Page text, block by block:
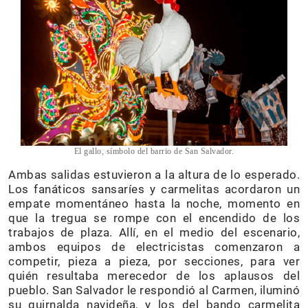
El gallo, símbolo del barrio de San Salvador.
Ambas salidas estuvieron a la altura de lo esperado.
Los fanáticos sansaríes y carmelitas acordaron un
empate momentáneo hasta la noche, momento en
que la tregua se rompe con el encendido de los
trabajos de plaza. Allí, en el medio del escenario,
ambos equipos de electricistas comenzaron a
competir, pieza a pieza, por secciones, para ver
quién resultaba merecedor de los aplausos del
pueblo. San Salvador le respondió al Carmen, iluminó
su guirnalda navideña, y los del bando carmelita